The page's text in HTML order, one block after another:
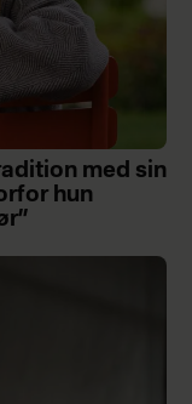
med sin
hun